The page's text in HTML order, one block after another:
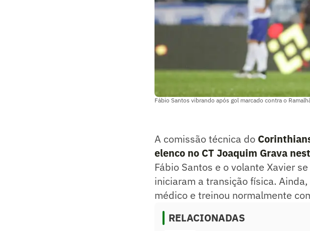
Fábio Santos vibrando após gol marcado contra o
A comissão técnica do
elenco no CT Joaquim Grava
Fábio Santos e o volante Xavier
iniciaram a transição física.
médico e treinou normalmente
RELACIONADAS